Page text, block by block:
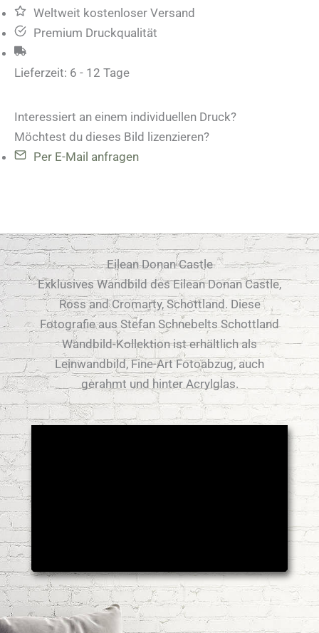
Weltweit kostenloser Versand
Premium Druckqualität
Lieferzeit: 6 - 12 Tage
Interessiert an einem individuellen Druck?
Möchtest du dieses Bild lizenzieren?
Per E-Mail anfragen
Eilean Donan Castle
Exklusives Wandbild des Eilean Donan Castle,
Ross and Cromarty, Schottland. Diese
Fotografie aus Stefan Schnebelts Schottland
Wandbild-Kollektion ist erhältlich als
Leinwandbild, Fine-Art Fotoabzug, auch
gerahmt und hinter Acrylglas.